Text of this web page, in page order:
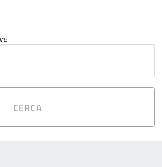
CERCA